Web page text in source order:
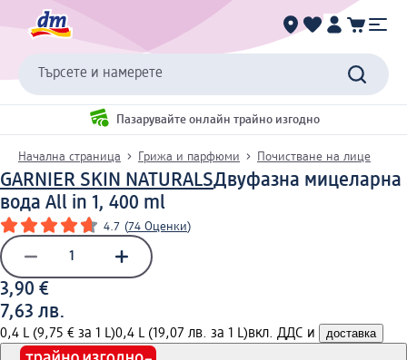
Търсете и намерете
Пазарувайте онлайн трайно изгодно
Начална страница Грижа и парфюми Почистване на лице
GARNIER SKIN NATURALSДвуфазна мицеларна
вода All in 1, 400 ml
4.7 (74 Оценки)
3,90 €
7,63 лв.
0,4 L (9,75 € за 1 L)0,4 L (19,07 лв. за 1 L)вкл. ДДС и доставка